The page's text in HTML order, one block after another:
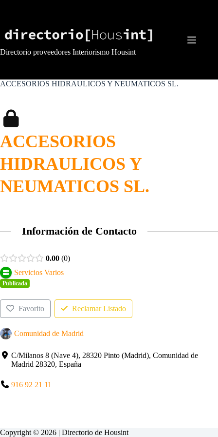
Directorio proveedores Interiorismo Housint
ACCESORIOS HIDRAULICOS Y NEUMATICOS SL.
ACCESORIOS
HIDRAULICOS Y
NEUMATICOS SL.
Información de Contacto
0.00 0
Servicios Varios
Publicada
Favorito Reclamar Listado
Comunidad de Madrid
C/Milanos 8 (Nave 4), 28320 Pinto (Madrid), Comunidad de
Madrid 28320, España
916 92 21 11
Copyright © 2026 | Directorio de Housint